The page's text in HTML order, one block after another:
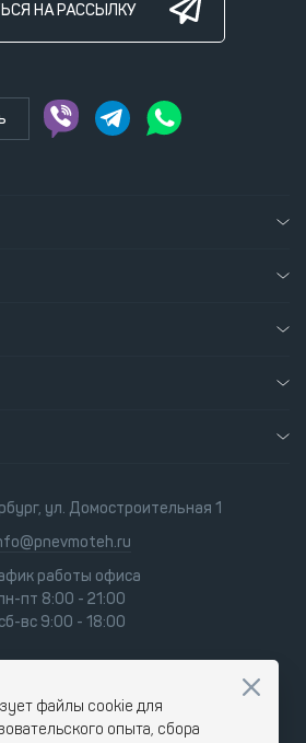
НА РАССЫЛКУ
ул. Домостроительная 1
работы офиса
пт 8:00 - 21:00
сб-вс 9:00 - 18:00
файлы cookie для
опыта, сбора